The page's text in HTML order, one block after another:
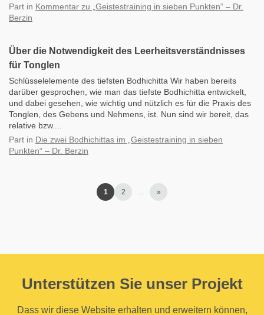
Part in Kommentar zu „Geistestraining in sieben Punkten“ – Dr.
Berzin
Über die Notwendigkeit des Leerheitsverständnisses
für Tonglen
Schlüsselelemente des tiefsten Bodhichitta Wir haben bereits
darüber gesprochen, wie man das tiefste Bodhichitta entwickelt,
und dabei gesehen, wie wichtig und nützlich es für die Praxis des
Tonglen, des Gebens und Nehmens, ist. Nun sind wir bereit, das
relative bzw....
Part in Die zwei Bodhichittas im „Geistestraining in sieben
Punkten“ – Dr. Berzin
1 2 … »
Unterstützen Sie unser Projekt
Dass wir diese Website erhalten und erweitern können,